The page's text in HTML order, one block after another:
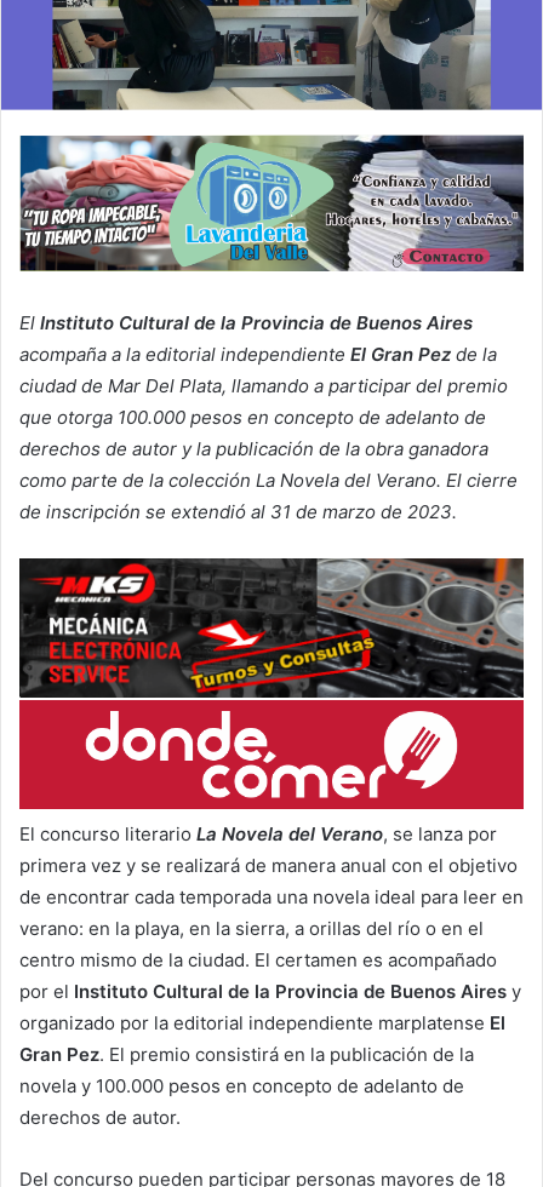
El Instituto Cultural de la Provincia de Buenos Aires
acompaña a la editorial independiente El Gran Pez de la
ciudad de Mar Del Plata, llamando a participar del premio
que otorga 100.000 pesos en concepto de adelanto de
derechos de autor y la publicación de la obra ganadora
como parte de la colección La Novela del Verano. El cierre
de inscripción se extendió al 31 de marzo de 2023.
El concurso literario La Novela del Verano, se lanza por
primera vez y se realizará de manera anual con el objetivo
de encontrar cada temporada una novela ideal para leer en
verano: en la playa, en la sierra, a orillas del río o en el
centro mismo de la ciudad. El certamen es acompañado
por el Instituto Cultural de la Provincia de Buenos Aires y
organizado por la editorial independiente marplatense El
Gran Pez. El premio consistirá en la publicación de la
novela y 100.000 pesos en concepto de adelanto de
derechos de autor.
Del concurso pueden participar personas mayores de 18